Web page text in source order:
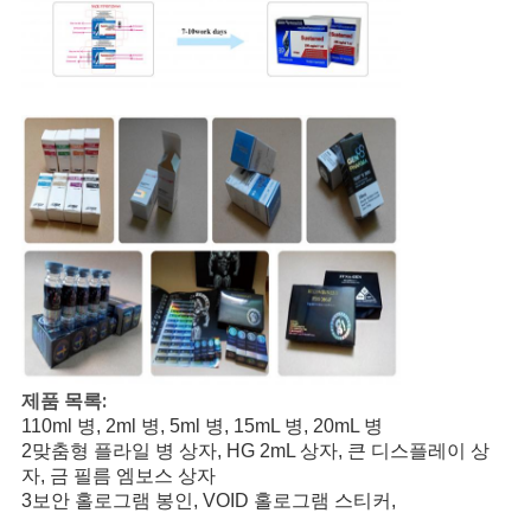
제품 목록:
110ml 병, 2ml 병, 5ml 병, 15mL 병, 20mL 병
2맞춤형 플라일 병 상자, HG 2mL 상자, 큰 디스플레이 상
자, 금 필름 엠보스 상자
3보안 홀로그램 봉인, VOID 홀로그램 스티커,